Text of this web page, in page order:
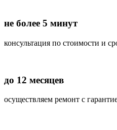
не более 5 минут
консультация по стоимости и
до 12 месяцев
осуществляем ремонт с